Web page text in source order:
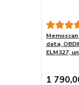
data,
ELM327,
1